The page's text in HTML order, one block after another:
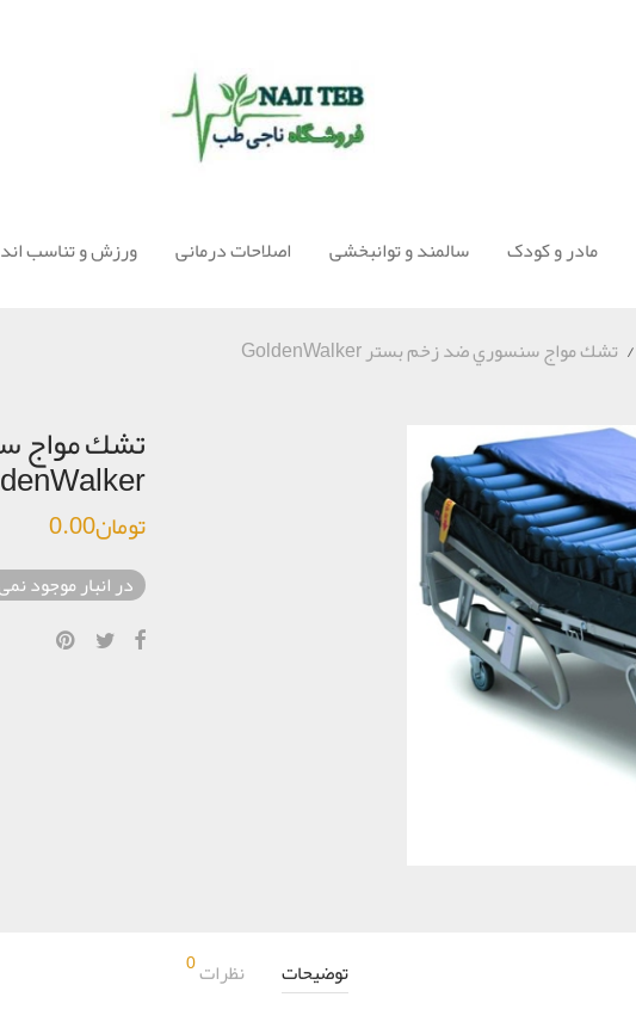
مادر و کودک سالمند و توانبخشی اصلاحات درمانی ورزش و تناسب
/ تشك مواج سنسوري ضد زخم بستر GoldenWalker
تشك مواج
تومان0.00
در انبار موجود
توضیحات نظرات0